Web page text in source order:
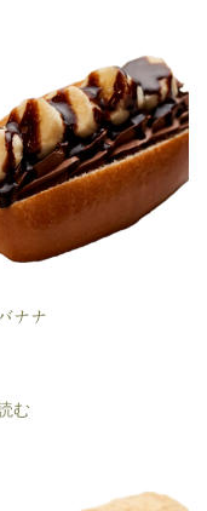
ナナ
む